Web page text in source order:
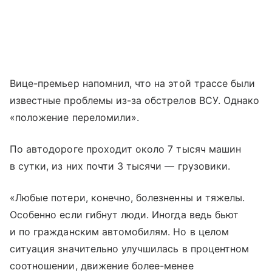
Вице-премьер напомнил, что на этой трассе были
известные проблемы из-за обстрелов ВСУ. Однако
«положение переломили».
По автодороге проходит около 7 тысяч машин
в сутки, из них почти 3 тысячи — грузовики.
«Любые потери, конечно, болезненны и тяжелы.
Особенно если гибнут люди. Иногда ведь бьют
и по гражданским автомобилям. Но в целом
ситуация значительно улучшилась в процентном
соотношении, движение более-менее